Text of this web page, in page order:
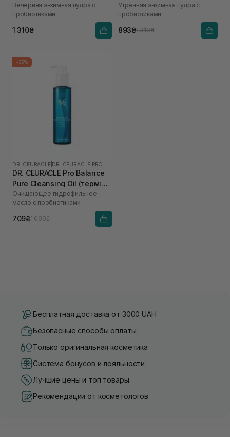
Вечерняя энзимная пудра с
пробиотиками
1 310₴
(термін до 01.27р.) 50 г
Утренняя энзимная пудра с
пробиотиками
893₴1 310₴
-35%
DR. CEURACLE
DR. CEURACLE Pro Balance
Pure Cleansing Oil (термін
до 01.27р.) 155 мл
Очищающее гидрофильное
масло с пробиотиками
709₴1 090₴
Бесплатная доставка от 3000 UAH
Безопасные способы оплаты
Только оригинальная косметика
Система бонусов и лояльности
Лучшие цены и топ товары
Рекомендации от косметологов